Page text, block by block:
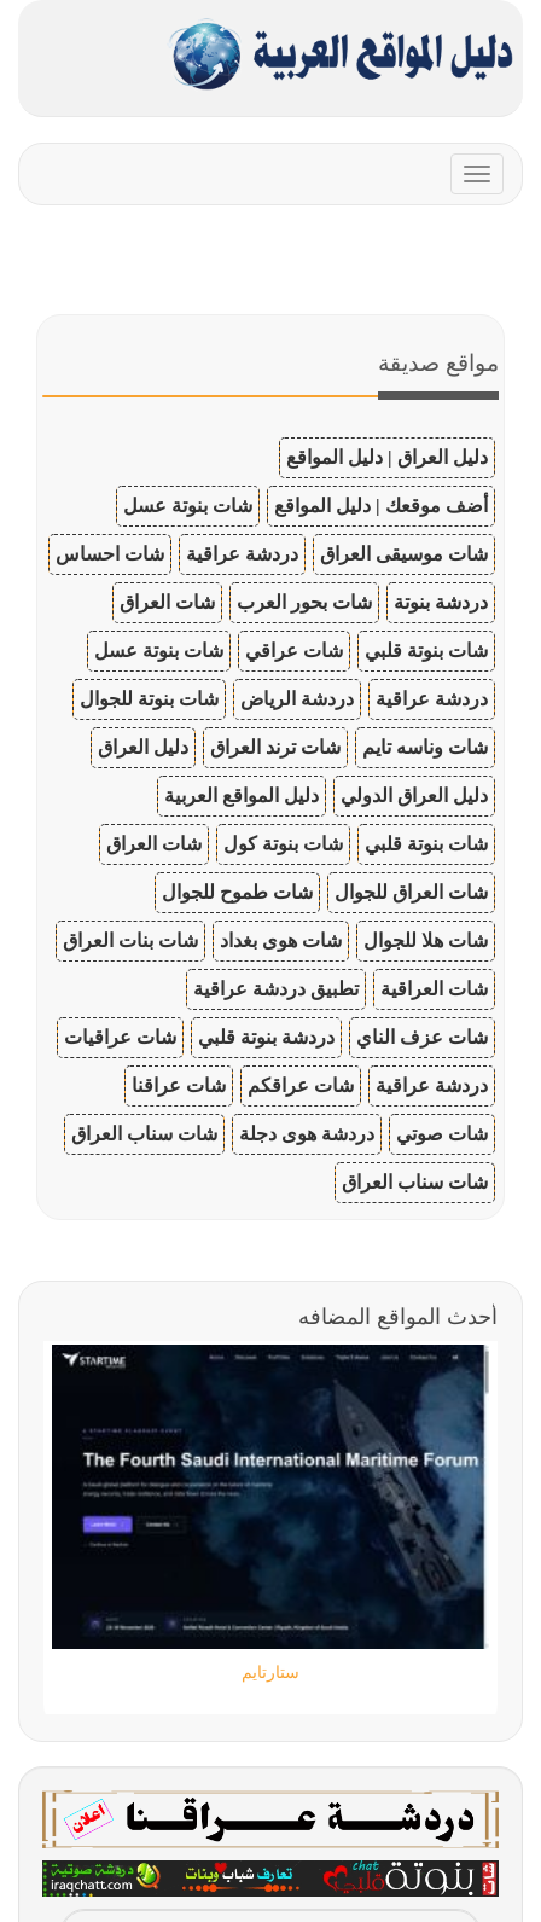
Toggle
navigation
مواقع صديقة
دليل العراق | دليل المواقع
أضف موقعك | دليل المواقع شات بنوتة عسل
شات موسيقى العراق دردشة عراقية شات احساس
دردشة بنوتة شات بحور العرب شات العراق
شات بنوتة قلبي شات عراقي شات بنوتة عسل
دردشة عراقية دردشة الرياض شات بنوتة للجوال
شات وناسه تايم شات ترند العراق دليل العراق
دليل العراق الدولي دليل المواقع العربية
شات بنوتة قلبي شات بنوتة كول شات العراق
شات العراق للجوال شات طموح للجوال
شات هلا للجوال شات هوى بغداد شات بنات العراق
شات العراقية تطبيق دردشة عراقية
شات عزف الناي دردشة بنوتة قلبي شات عراقيات
دردشة عراقية شات عراقكم شات عراقنا
شات صوتي دردشة هوى دجلة شات سناب العراق
شات سناب العراق
أحدث المواقع المضافه
ستارتايم